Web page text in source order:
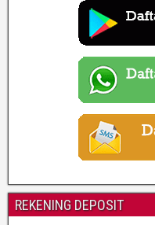
REKENING DEPOSIT